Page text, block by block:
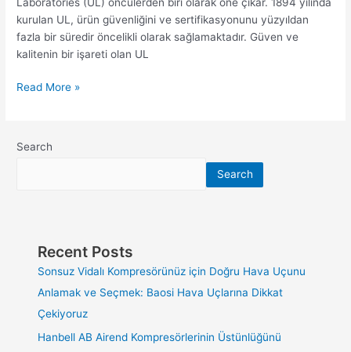
kurulan UL, ürün güvenliğini ve sertifikasyonunu yüzyıldan
fazla bir süredir öncelikli olarak sağlamaktadır. Güven ve
kalitenin bir işareti olan UL
Read More »
Search
Search
Recent Posts
Sonsuz Vidalı Kompresörünüz için Doğru Hava Uçunu
Anlamak ve Seçmek: Baosi Hava Uçlarına Dikkat
Çekiyoruz
Hanbell AB Airend Kompresörlerinin Üstünlüğünü